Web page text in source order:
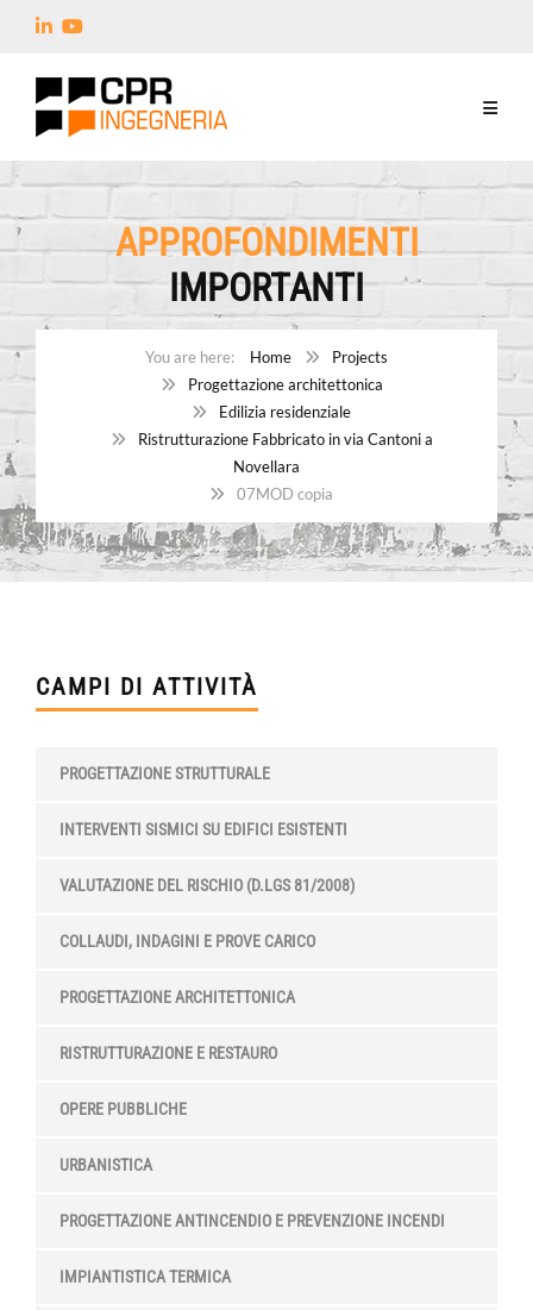
APPROFONDIMENTI
IMPORTANTI
Home
Projects
Progettazione architettonica
Edilizia residenziale
Ristrutturazione Fabbricato in via Cantoni a
Novellara
07MOD copia
CAMPI DI ATTIVITÀ
PROGETTAZIONE STRUTTURALE
INTERVENTI SISMICI SU EDIFICI ESISTENTI
VALUTAZIONE DEL RISCHIO (D.LGS 81/2008)
COLLAUDI, INDAGINI E PROVE CARICO
PROGETTAZIONE ARCHITETTONICA
RISTRUTTURAZIONE E RESTAURO
OPERE PUBBLICHE
URBANISTICA
PROGETTAZIONE ANTINCENDIO E PREVENZIONE INCENDI
IMPIANTISTICA TERMICA